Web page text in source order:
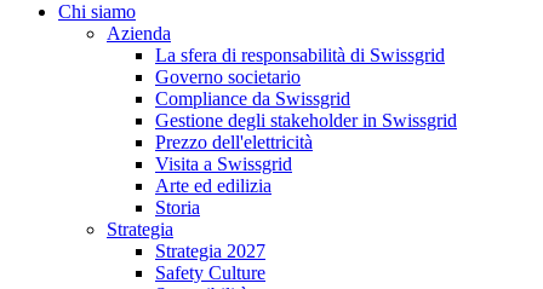
Chi siamo
Azienda
La sfera di responsabilità di Swissgrid
Governo societario
Compliance da Swissgrid
Gestione degli stakeholder in Swissgrid
Prezzo dell'elettricità
Visita a Swissgrid
Arte ed edilizia
Storia
Strategia
Strategia 2027
Safety Culture